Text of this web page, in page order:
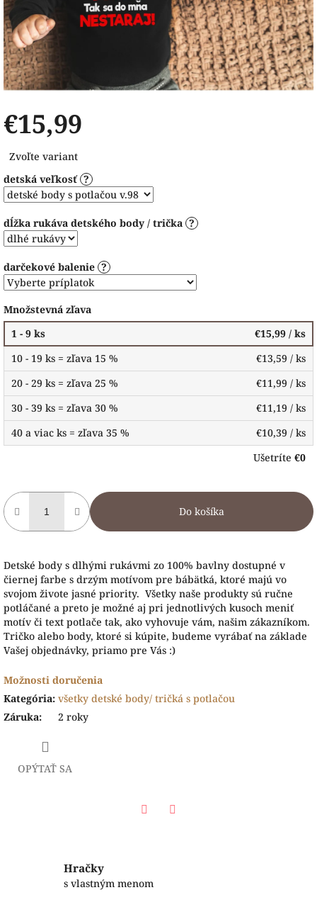
€15,99
cena:
Zvoľte variant
detská veľkosť ?
dĺžka rukáva detského body / trička ?
darčekové balenie ?
Množstevná zľava
1 - 9 ks
€15,99 / ks
10 - 19 ks = zľava 15 %
€13,59 / ks
20 - 29 ks = zľava 25 %
€11,99 / ks
30 - 39 ks = zľava 30 %
€11,19 / ks
40 a viac ks = zľava 35 %
€10,39 / ks
Ušetríte €0
Do košíka
Detské body s dlhými rukávmi zo 100% bavlny dostupné v
čiernej farbe s drzým motívom pre bábätká, ktoré majú vo
svojom živote jasné priority. Všetky naše produkty sú ručne
potláčané a preto je možné aj pri jednotlivých kusoch meniť
motív či text potlače tak, ako vyhovuje vám, našim zákazníkom.
Tričko alebo body, ktoré si kúpite, budeme vyrábať na základe
Vašej objednávky, priamo pre Vás :)
Možnosti doručenia
Kategória: všetky detské body/ tričká s potlačou
Záruka: 2 roky
OPÝTAŤ SA
Hračky
s vlastným menom